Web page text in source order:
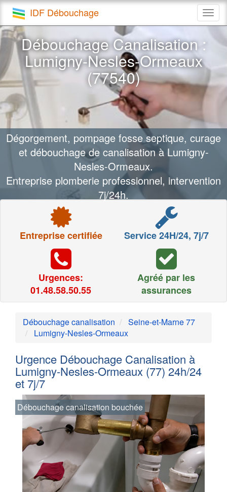
IDF Débouchage
Débouchage Canalisation :
Lumigny-Nesles-Ormeaux
(77540)
Dégorgement, pompage fosse septique, curage
et débouchage de canalisation à Lumigny-
Nesles-Ormeaux.
Entreprise plomberie professionnel, intervention
7j/24h.
Entreprise certifiée Service 24H/24, 7j/7
Urgences:
01.48.58.50.55
Agréé par les
assurances
Débouchage canalisation
Seine-et-Marne 77
Lumigny-Nesles-Ormeaux
Urgence Débouchage Canalisation à
Lumigny-Nesles-Ormeaux (77) 24h/24
et 7j/7
Débouchage canalisation bouchée